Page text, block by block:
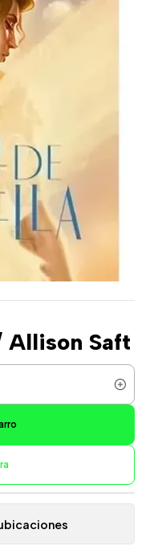
Allison Saft